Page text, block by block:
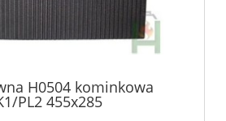
H0504 kominkowa
PL2 455x285